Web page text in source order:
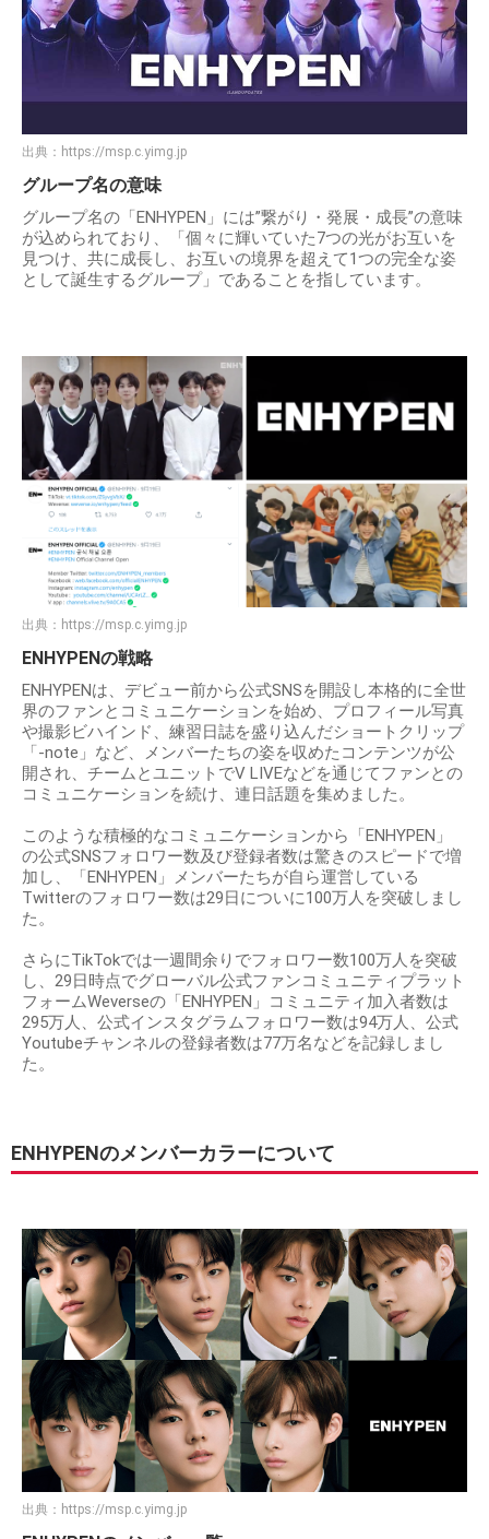
出典： https://msp.c.yimg.jp
グループ名の意味
グループ名の「ENHYPEN」には”繋がり・発展・成長”の意味
が込められており、「個々に輝いていた7つの光がお互いを
見つけ、共に成長し、お互いの境界を超えて1つの完全な姿
として誕生するグループ」であることを指しています。
出典： https://msp.c.yimg.jp
ENHYPENの戦略
ENHYPENは、デビュー前から公式SNSを開設し本格的に全世
界のファンとコミュニケーションを始め、プロフィール写真
や撮影ビハインド、練習日誌を盛り込んだショートクリップ
「-note」など、メンバーたちの姿を収めたコンテンツが公
開され、チームとユニットでV LIVEなどを通じてファンとの
コミュニケーションを続け、連日話題を集めました。
このような積極的なコミュニケーションから「ENHYPEN」
の公式SNSフォロワー数及び登録者数は驚きのスピードで増
加し、「ENHYPEN」メンバーたちが自ら運営している
Twitterのフォロワー数は29日についに100万人を突破しまし
た。
さらにTikTokでは一週間余りでフォロワー数100万人を突破
し、29日時点でグローバル公式ファンコミュニティプラット
フォームWeverseの「ENHYPEN」コミュニティ加入者数は
295万人、公式インスタグラムフォロワー数は94万人、公式
Youtubeチャンネルの登録者数は77万名などを記録しまし
た。
ENHYPENのメンバーカラーについて
出典： https://msp.c.yimg.jp